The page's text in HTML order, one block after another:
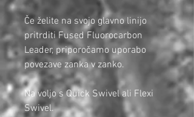
Če želite na svojo glavno linijo
pritrditi Fused Fluorocarbon
Leader, priporočamo uporabo
povezave zanka v zanko.
Na voljo s Quick Swivel ali Flexi
Swivel.